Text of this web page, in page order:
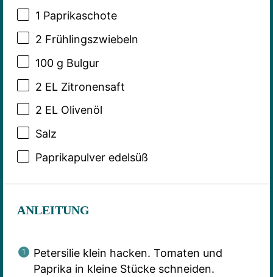
1 Paprikaschote
2 Frühlingszwiebeln
100 g Bulgur
2 EL Zitronensaft
2 EL Olivenöl
Salz
Paprikapulver edelsüß
ANLEITUNG
Petersilie klein hacken. Tomaten und
Paprika in kleine Stücke schneiden.